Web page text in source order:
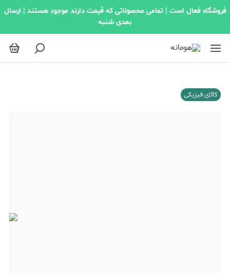
فروشگاه فعال است | تمامی محصولاتی که قیمت دارند موجود هستند | ارسال
بعدی شنبه
کالای فیزیکی